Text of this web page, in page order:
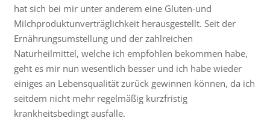
hat sich bei mir unter anderem eine Gluten-und
Milchproduktunverträglichkeit herausgestellt. Seit der
Ernährungsumstellung und der zahlreichen
Naturheilmittel, welche ich empfohlen bekommen habe,
geht es mir nun wesentlich besser und ich habe wieder
einiges an Lebensqualität zurück gewinnen können, da ich
seitdem nicht mehr regelmäßig kurzfristig
krankheitsbedingt ausfalle.